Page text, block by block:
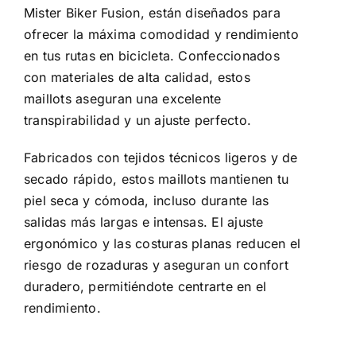
Mister Biker Fusion, están diseñados para
ofrecer la máxima comodidad y rendimiento
en tus rutas en bicicleta. Confeccionados
con materiales de alta calidad, estos
maillots aseguran una excelente
transpirabilidad y un ajuste perfecto.
Fabricados con tejidos técnicos ligeros y de
secado rápido, estos maillots mantienen tu
piel seca y cómoda, incluso durante las
salidas más largas e intensas. El ajuste
ergonómico y las costuras planas reducen el
riesgo de rozaduras y aseguran un confort
duradero, permitiéndote centrarte en el
rendimiento.